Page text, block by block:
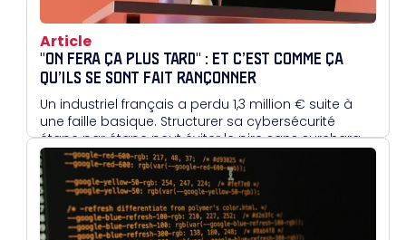
Article
"ON FERA ÇA PLUS TARD" : ET C’EST COMME ÇA
QU’ILS SE SONT FAIT RANÇONNER
Un industriel français a perdu 1,3 million € suite à
une faille basique. Structurer sa cybersécurité
étape par étape peut éviter le pire sans surcharger
les équipes.